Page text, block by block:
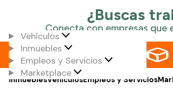
Vehículos
Inmuebles
Empleos y Servicios
Marketplace
Vehículos
Inmuebles Empleos y Servicios